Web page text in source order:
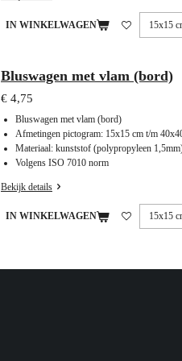
IN WINKELWAGEN
Bluswagen met vlam (bord)
€ 4,75
Bluswagen met vlam (bord)
Afmetingen pictogram: 15x15 cm t/m
Materiaal: kunststof (polypropyleen
Volgens ISO 7010 norm
Bekijk details
IN WINKELWAGEN